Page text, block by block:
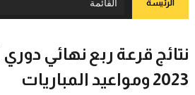
الرئيسة
نتائج قرعة ربع نهائي دوري
2023 ومواعيد المباريات